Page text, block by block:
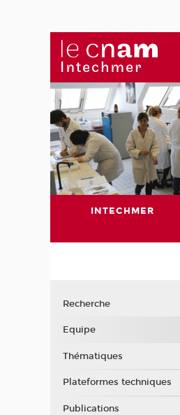
INTECHMER
Recherche
Equipe
Thématiques
Plateformes techniques
Publications